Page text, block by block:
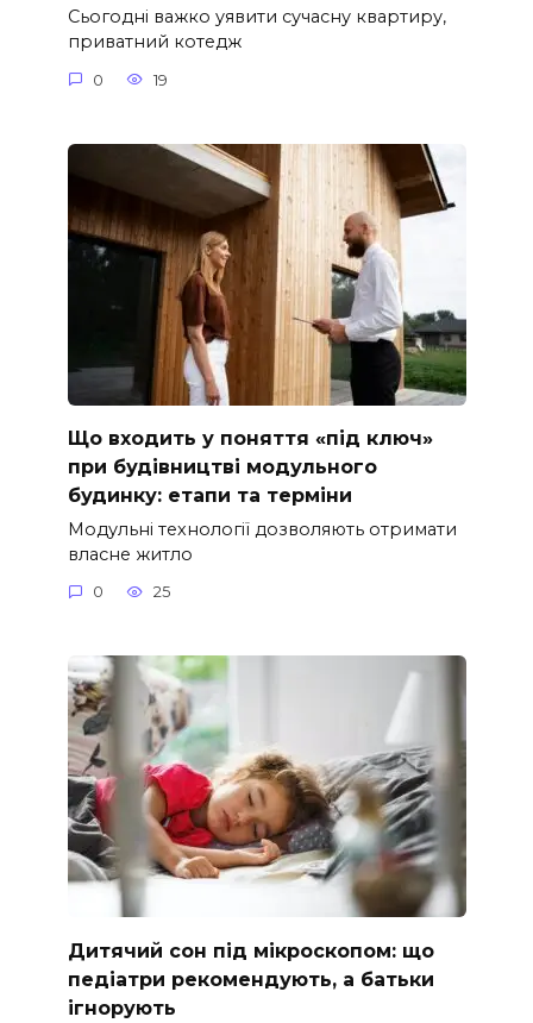
Сьогодні важко уявити сучасну квартиру,
приватний котедж
0 19
Що входить у поняття «під ключ»
при будівництві модульного
будинку: етапи та терміни
Модульні технології дозволяють отримати
власне житло
0 25
Дитячий сон під мікроскопом: що
педіатри рекомендують, а батьки
ігнорують